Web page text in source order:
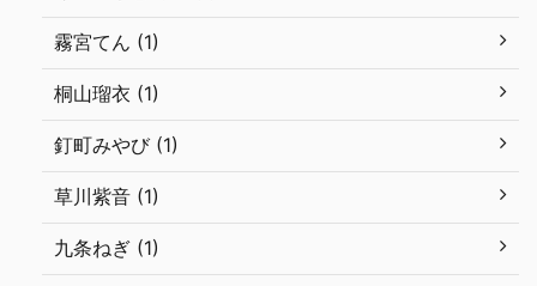
霧宮てん (1)
桐山瑠衣 (1)
釘町みやび (1)
草川紫音 (1)
九条ねぎ (1)